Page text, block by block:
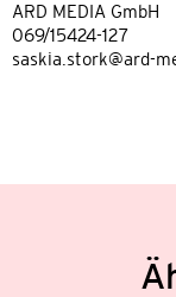
ARD MEDIA GmbH
069/15424-127
saskia.stork@ard-